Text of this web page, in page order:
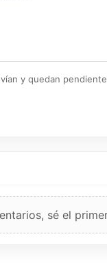
y quedan
sé el